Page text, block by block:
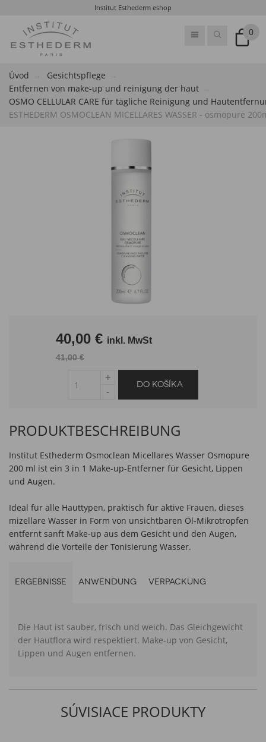
Institut Esthederm eshop
0
Úvod
Gesichtspflege
Entfernen von make-up und reinigung der haut
OSMO CELLULAR CARE für tägliche Reinigung und
ESTHEDERM OSMOCLEAN MICELLARES WASSER - osmopure
40,00 € inkl. MwSt
41,00 €
PRODUKTBESCHREIBUNG
Institut Esthederm Osmoclean Micellares Wasser Osmopure
200 ml ist ein 3 in 1 Make-up-Entferner für Gesicht, Lippen
und Augen.
Ideal für alle Hauttypen, praktisch für aktive Frauen, dieses
mizellare Wasser in Form von unsichtbaren Öl-Mikrotropfen
entfernt sanft Make-up aus dem Gesicht und den Augen,
während die Vorteile der Tonisierung Wasser.
ERGEBNISSE ANWENDUNG VERPACKUNG
Die Haut ist sauber, frisch und weich. Das Gleichgewicht
der Hautflora wird respektiert. Make-up von Gesicht,
Lippen und Augen entfernen.
SÚVISIACE PRODUKTY